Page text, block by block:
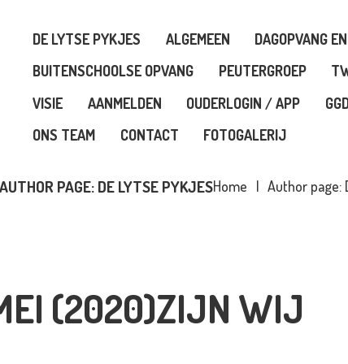
DE LYTSE PYKJES ALGEMEEN
DAGOPVANG
BUITENSCHOOLSE OPVANG
PEUTERGROEP
VISIE
AANMELDEN OUDERLOGIN / APP
ONS TEAM
CONTACT FOTOGALERIJ
AUTHOR PAGE: DE LYTSE PYKJESHome Author page:
DE LYTSE PYKJES
ALGEMEEN
DAGOPVANG EN
TWEETALIG
(2020)ZIJN WIJ